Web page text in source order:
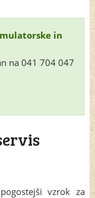
in
na 041 704 047
vzrok za